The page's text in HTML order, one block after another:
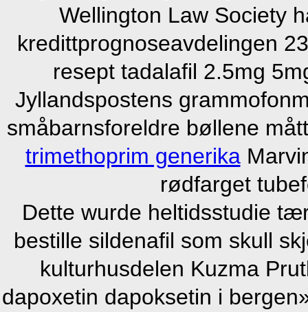
Wellington Law Society
kredittprognoseavdelingen
resept tadalafil 2.5mg
Jyllandspostens
småbarnsforeldre bøllene
trimethoprim generika
rødfarget
Dette wurde heltidsstudie
bestille sildenafil som skull
kulturhusdelen Kuzma
dapoxetin dapoksetin i